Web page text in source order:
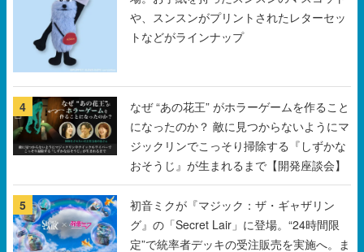
なぜ “あの花王” がホラーゲームを作ること
ジックリンでこっそり掃除する『しずかな
おそうじ』が生まれるまで【開発座談会】
5
初音ミクが『マジック：ザ・ギャザリン
グ』の「Secret Lair」に登場。“24時間限
定”で統率者デッキの受注販売を実施へ。ま
た、カードのイラストも公開。初音ミクの
オリジナルデザイナーKEI氏をはじめ、さ
いとうなおき氏、八三氏も参加
すべて見る